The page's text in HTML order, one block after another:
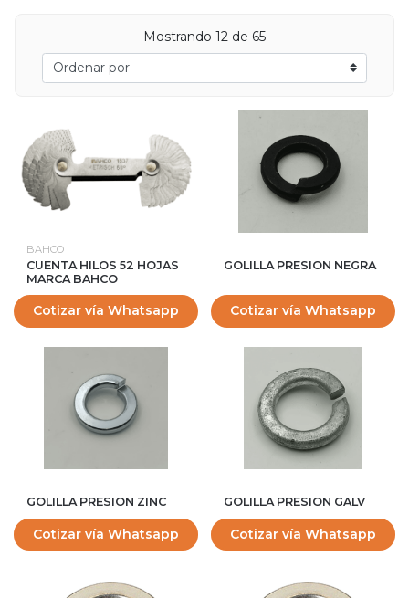
Mostrando 12 de 65
BAHCO
CUENTA HILOS 52 HOJAS
MARCA BAHCO
Cotizar vía Whatsapp
GOLILLA PRESION NEGRA
Cotizar vía Whatsapp
GOLILLA PRESION ZINC
Cotizar vía Whatsapp
GOLILLA PRESION GALV
Cotizar vía Whatsapp